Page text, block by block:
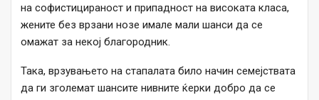
на софистицираност и припадност на високата класа,
жените без врзани нозе имале мали шанси да се
омажат за некој благородник.
Така, врзувањето на стапалата било начин семејствата
да ги зголемат шансите нивните ќерки добро да се